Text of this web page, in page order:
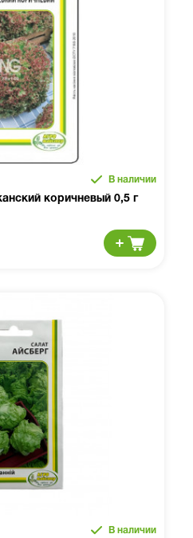
В наличии
коричневый 0,5 г
В наличии